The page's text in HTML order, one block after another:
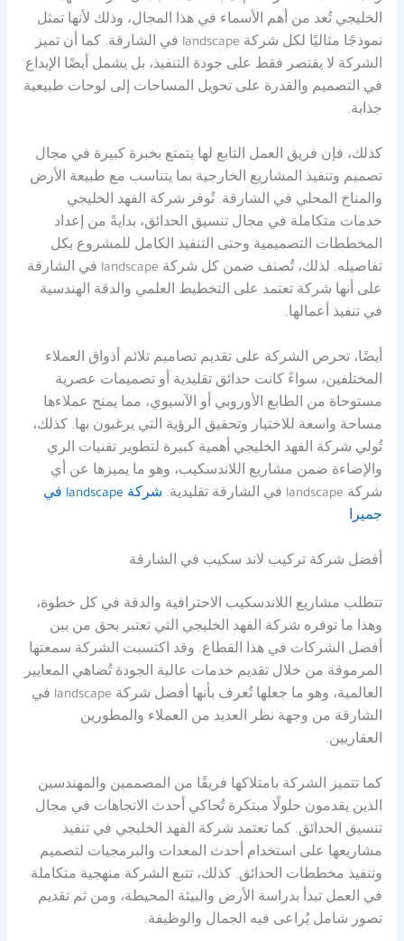
الخليجي تُعد من أهم الأسماء في هذا المجال، وذلك لأنها تمثل
نموذجًا مثاليًا لكل شركة landscape في الشارقة. كما أن تميز
الشركة لا يقتصر فقط على جودة التنفيذ، بل يشمل أيضًا الإبداع
في التصميم والقدرة على تحويل المساحات إلى لوحات طبيعية
جذابة.
كذلك، فإن فريق العمل التابع لها يتمتع بخبرة كبيرة في مجال
تصميم وتنفيذ المشاريع الخارجية بما يتناسب مع طبيعة الأرض
والمناخ المحلي في الشارقة. تُوفر شركة الفهد الخليجي
خدمات متكاملة في مجال تنسيق الحدائق، بدايةً من إعداد
المخططات التصميمية وحتى التنفيذ الكامل للمشروع بكل
تفاصيله. لذلك، تُصنف ضمن كل شركة landscape في الشارقة
على أنها شركة تعتمد على التخطيط العلمي والدقة الهندسية
في تنفيذ أعمالها.
أيضًا، تحرص الشركة على تقديم تصاميم تلائم أذواق العملاء
المختلفين، سواءً كانت حدائق تقليدية أو تصميمات عصرية
مستوحاة من الطابع الأوروبي أو الآسيوي، مما يمنح عملاءها
مساحة واسعة للاختيار وتحقيق الرؤية التي يرغبون بها. كذلك،
تُولي شركة الفهد الخليجي أهمية كبيرة لتطوير تقنيات الري
والإضاءة ضمن مشاريع اللاندسكيب، وهو ما يميزها عن أي
شركة landscape في الشارقة تقليدية.
شركة landscape في
جميرا
أفضل شركة تركيب لاند سكيب في الشارقة
تتطلب مشاريع اللاندسكيب الاحترافية والدقة في كل خطوة،
وهذا ما توفره شركة الفهد الخليجي التي تعتبر بحق من بين
أفضل الشركات في هذا القطاع. وقد اكتسبت الشركة سمعتها
المرموقة من خلال تقديم خدمات عالية الجودة تُضاهي المعايير
العالمية، وهو ما جعلها تُعرف بأنها أفضل شركة landscape في
الشارقة من وجهة نظر العديد من العملاء والمطورين
العقاريين.
كما تتميز الشركة بامتلاكها فريقًا من المصممين والمهندسين
الذين يقدمون حلولًا مبتكرة تُحاكي أحدث الاتجاهات في مجال
تنسيق الحدائق. كما تعتمد شركة الفهد الخليجي في تنفيذ
مشاريعها على استخدام أحدث المعدات والبرمجيات لتصميم
وتنفيذ مخططات الحدائق. كذلك، تتبع الشركة منهجية متكاملة
في العمل تبدأ بدراسة الأرض والبيئة المحيطة، ومن ثم تقديم
تصور شامل يُراعى فيه الجمال والوظيفة.